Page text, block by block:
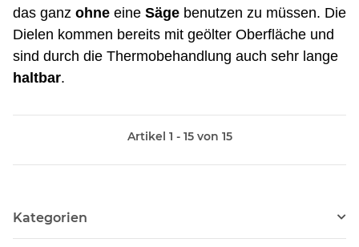
das ganz ohne eine Säge benutzen zu müssen. Die
Dielen kommen bereits mit geölter Oberfläche und
sind durch die Thermobehandlung auch sehr lange
haltbar.
Artikel 1 - 15 von 15
Kategorien